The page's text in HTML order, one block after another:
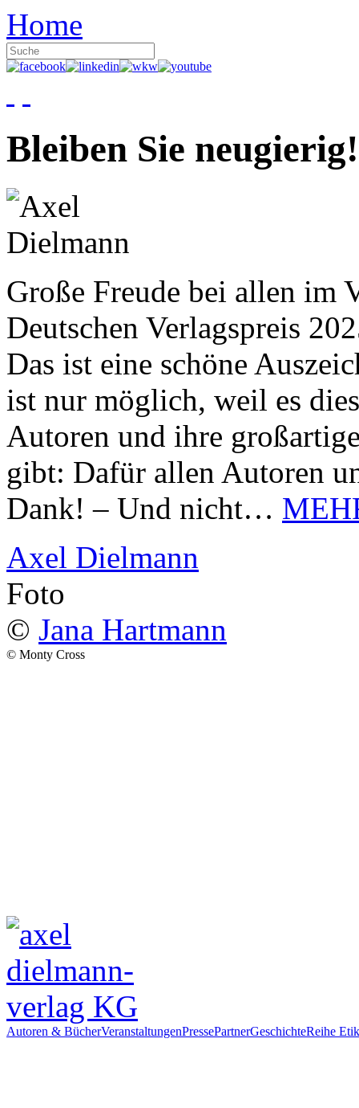
Home
Bleiben Sie neugierig!
Große Freude bei allen im
Deutschen Verlagspreis
Das ist eine schöne
ist nur möglich, weil es
Autoren und ihre
gibt: Dafür allen Autoren
Dank! – Und nicht…
Axel Dielmann
Foto
© Jana Hartmann
© Monty Cross
Autoren & BücherVeranstaltungenPressePartnerGeschichteReihe